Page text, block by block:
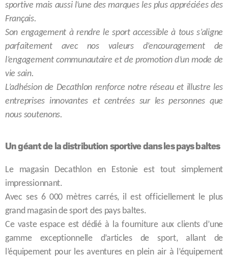
sportive mais aussi l’une des marques les plus appréciées des
Français.
Son engagement à rendre le sport accessible à tous s’aligne
parfaitement avec nos valeurs d’encouragement de
l’engagement communautaire et de promotion d’un mode de
vie sain.
L’adhésion de Decathlon renforce notre réseau et illustre les
entreprises innovantes et centrées sur les personnes que
nous soutenons.
Un géant de la distribution sportive dans les pays baltes
Le magasin Decathlon en Estonie est tout simplement
impressionnant.
Avec ses 6 000 mètres carrés, il est officiellement le plus
grand magasin de sport des pays baltes.
Ce vaste espace est dédié à la fourniture aux clients d’une
gamme exceptionnelle d’articles de sport, allant de
l’équipement pour les aventures en plein air à l’équipement